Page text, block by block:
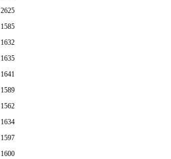
2625
1585
1632
1635
1641
1589
1562
1634
1597
1600